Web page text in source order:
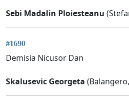
Sebi Madalin Ploiesteanu
#1690
Demisia Nicusor Dan
Skalusevic Georgeta